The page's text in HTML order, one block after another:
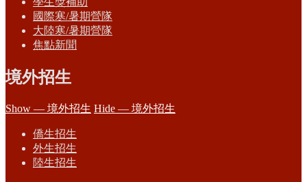
國際寒/暑期營隊
大陸寒/暑期營隊
焦點新聞
境外招生
Show — 境外招生 Hide — 境外招生
僑生招生
外生招生
陸生招生